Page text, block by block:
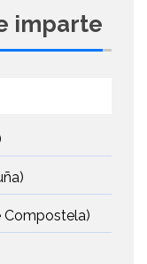
imparte
Compostela)